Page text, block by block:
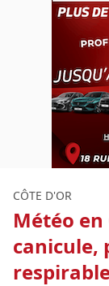
CÔTE D'OR
Météo en
canicule,